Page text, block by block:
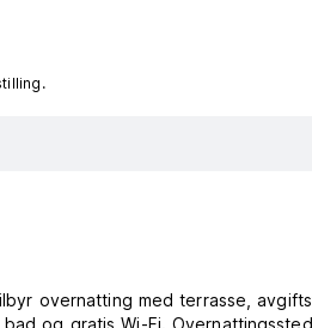
overnatting med terrasse,
og gratis Wi-Fi.